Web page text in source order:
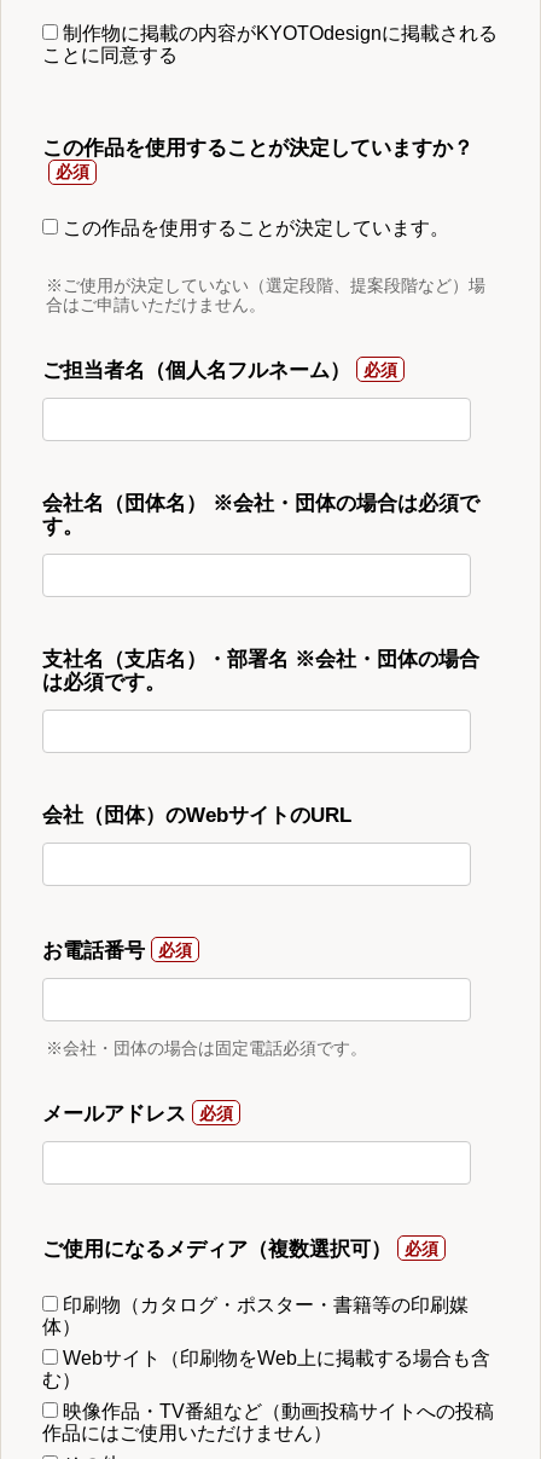
制作物に掲載の内容がKYOTOdesignに掲載される
ことに同意する
この作品を使用することが決定していますか？
この作品を使用することが決定しています。
※ご使用が決定していない（選定段階、提案段階など）場
合はご申請いただけません。
ご担当者名（個人名フルネーム）
会社名（団体名） ※会社・団体の場合は必須で
す。
支社名（支店名）・部署名 ※会社・団体の場合
は必須です。
会社（団体）のWebサイトのURL
お電話番号
※会社・団体の場合は固定電話必須です。
メールアドレス
ご使用になるメディア（複数選択可）
印刷物（カタログ・ポスター・書籍等の印刷媒
体）
Webサイト（印刷物をWeb上に掲載する場合も含
む）
映像作品・TV番組など（動画投稿サイトへの投稿
作品にはご使用いただけません）